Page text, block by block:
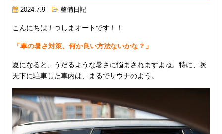
2024.7.9 整備日記
こんにちは！つしまオートです！！
「車の暑さ対策、何か良い方法ないかな？」
夏になると、うだるような暑さに悩まされますよね。特に、炎
天下に駐車した車内は、まるでサウナのよう。